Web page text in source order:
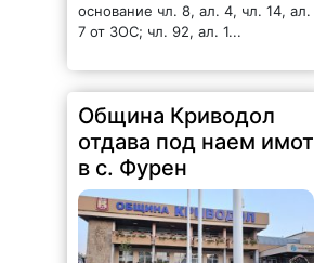
основание чл. 8, ал. 4, чл. 14, ал.
7 от ЗОС; чл. 92, ал. 1...
Община Криводол
отдава под наем имот
в с. Фурен